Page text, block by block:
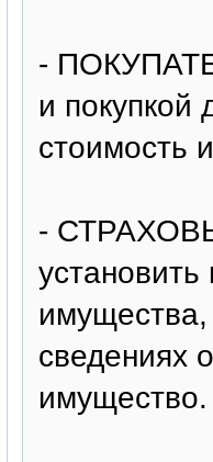
-
и
стоимость
-
сведениях
имущество.